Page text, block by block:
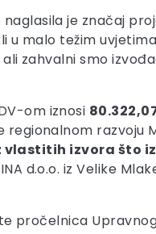
naglasila je značaj
u malo težim
zahvalni smo
om iznosi
razvoju
vlastitih izvora što
d.o.o. iz Velike
pročelnica